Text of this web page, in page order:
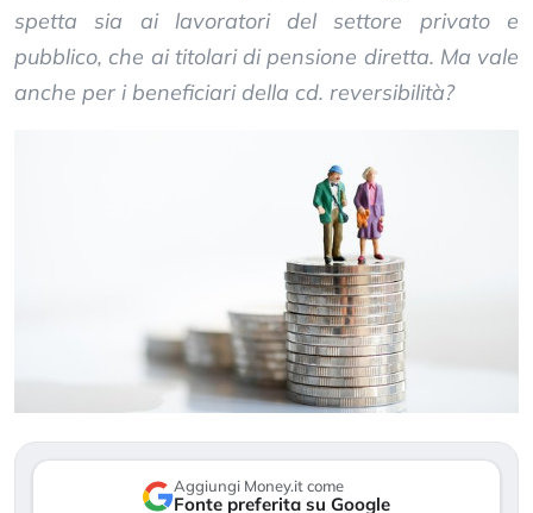
spetta sia ai lavoratori del settore privato e
pubblico, che ai titolari di pensione diretta. Ma vale
anche per i beneficiari della cd. reversibilità?
Aggiungi Money.it come
Fonte preferita su Google